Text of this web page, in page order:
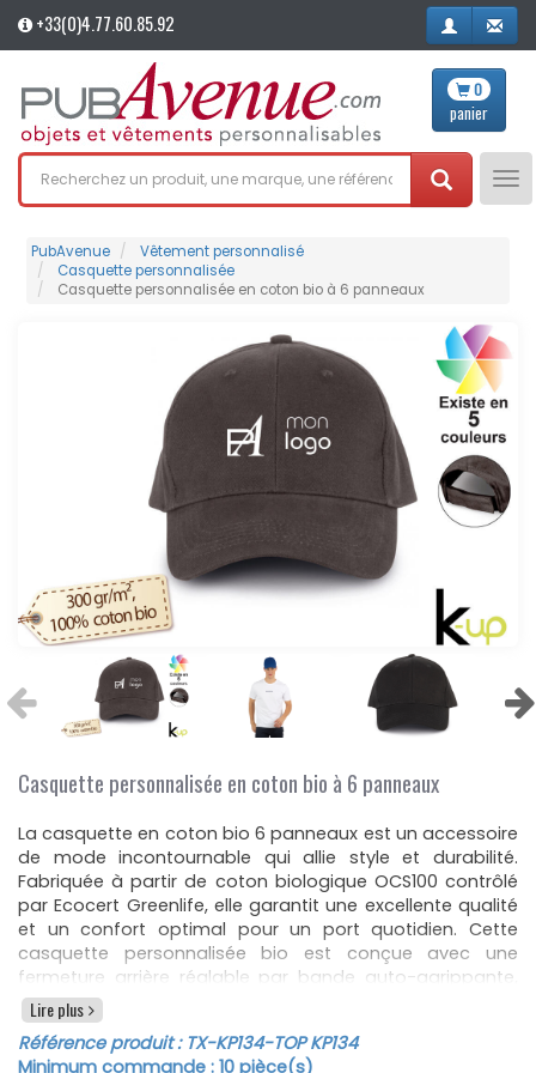
+33(0)4.77.60.85.92
0
panier
PubAvenue
Vêtement personnalisé
Casquette personnalisée
Casquette personnalisée en coton bio à 6 panneaux
Casquette personnalisée en coton bio à 6 panneaux
La casquette en coton bio 6 panneaux est un accessoire
de mode incontournable qui allie style et durabilité.
Fabriquée à partir de coton biologique OCS100 contrôlé
par Ecocert Greenlife, elle garantit une excellente qualité
et un confort optimal pour un port quotidien. Cette
casquette personnalisée bio est conçue avec une
fermeture arrière réglable par bande auto-agrippante,
ce qui permet un ajustement parfait pour toutes les
tailles de tête. En outre, elle est idéale pour la
personnalisation par broderie, ce qui en fait un choix
Lire plus
Référence produit : TX-KP134-TOP KP134
Minimum commande : 10 pièce(s)